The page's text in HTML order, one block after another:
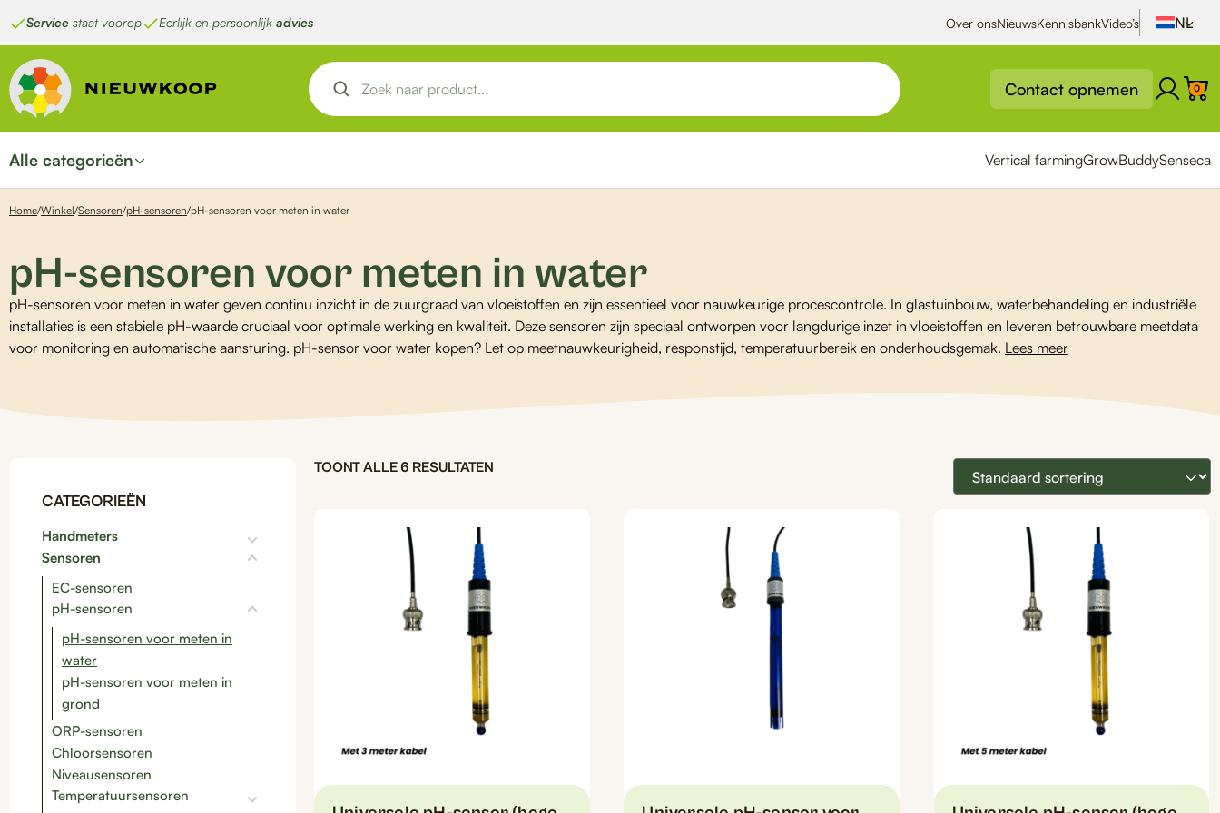
naar
inhoud
Service staat voorop Eerlijk en persoonlijk advies Over onsNieuwsKennisbankVideo’s
Contact opnemen 0
Alle categorieën Vertical farmingGrowBuddySenseca
Home/Winkel/Sensoren/pH-sensoren/pH-sensoren voor meten in water
pH-sensoren voor meten in water
pH-sensoren voor meten in water geven continu inzicht in de zuurgraad van vloeistoffen en zijn essentieel voor nauwkeurige procescontrole. In glastuinbouw, waterbehandeling en industriële
installaties is een stabiele pH-waarde cruciaal voor optimale werking en kwaliteit. Deze sensoren zijn speciaal ontworpen voor langdurige inzet in vloeistoffen en leveren betrouwbare meetdata
voor monitoring en automatische aansturing. pH-sensor voor water kopen? Let op meetnauwkeurigheid, responstijd, temperatuurbereik en onderhoudsgemak. Lees meer
CATEGORIEËN
Handmeters
Sensoren
EC-sensoren
pH-sensoren
pH-sensoren voor meten in
water
pH-sensoren voor meten in
grond
ORP-sensoren
Chloorsensoren
Niveausensoren
Temperatuursensoren
TOONT ALLE 6 RESULTATEN